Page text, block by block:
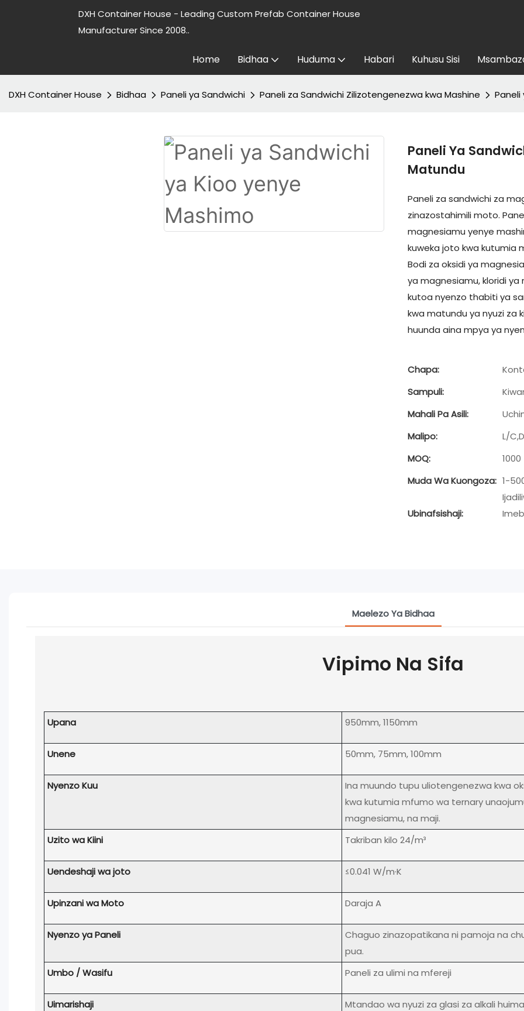
DXH Container House - Leading Custom Prefab Container House
Manufacturer Since 2008..
Home Bidhaa Huduma Habari Kuhusu Sisi
DXH Container House Bidhaa Paneli ya Sandwichi Paneli za Sandwichi Zilizotengenezwa kwa Mashine Paneli
Paneli Ya
Matundu
Paneli za sandwichi za
zinazostahimili moto.
magnesiamu yenye
kuweka joto kwa kutumia
Bodi za oksidi ya
ya magnesiamu, kloridi ya
kutoa nyenzo thabiti ya
kwa matundu ya nyuzi za
huunda aina mpya ya
Chapa:
Sampuli:
Mahali Pa Asili:
Malipo:
L/
MOQ:
1000
Muda Wa Kuongoza: 1-
Ubinafsishaji:
Maelezo Ya Bidhaa
Vipimo Na Sifa
Upana 950mm, 1150mm
Unene 50mm, 75mm, 100mm
Nyenzo Kuu
Ina muundo tupu uliotengenezwa kwa
kwa kutumia mfumo wa ternary
magnesiamu, na maji.
Uzito wa Kiini
Takriban kilo 24/m³
Uendeshaji wa joto ≤0.041 W/m·K
Upinzani wa Moto Daraja A
Nyenzo ya Paneli
Chaguo zinazopatikana ni pamoja na
pua.
Umbo / Wasifu
Paneli za ulimi na mfereji
Uimarishaji Mtandao wa nyuzi za glasi za alkali